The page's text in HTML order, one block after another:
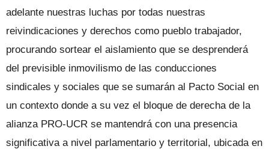
adelante nuestras luchas por todas nuestras
reivindicaciones y derechos como pueblo trabajador,
procurando sortear el aislamiento que se desprenderá
del previsible inmovilismo de las conducciones
sindicales y sociales que se sumarán al Pacto Social en
un contexto donde a su vez el bloque de derecha de la
alianza PRO-UCR se mantendrá con una presencia
significativa a nivel parlamentario y territorial, ubicada en